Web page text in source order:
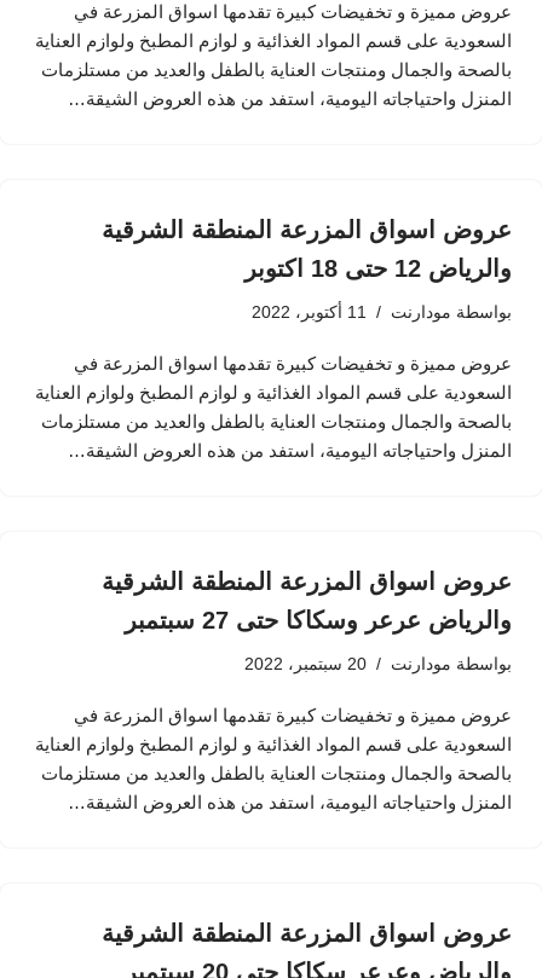
عروض مميزة و تخفيضات كبيرة تقدمها اسواق المزرعة في
السعودية على قسم المواد الغذائية و لوازم المطبخ ولوازم العناية
بالصحة والجمال ومنتجات العناية بالطفل والعديد من مستلزمات
المنزل واحتياجاته اليومية، استفد من هذه العروض الشيقة…
عروض اسواق المزرعة المنطقة الشرقية
والرياض 12 حتى 18 اكتوبر
بواسطة مودارنت 11 أكتوبر، 2022
عروض مميزة و تخفيضات كبيرة تقدمها اسواق المزرعة في
السعودية على قسم المواد الغذائية و لوازم المطبخ ولوازم العناية
بالصحة والجمال ومنتجات العناية بالطفل والعديد من مستلزمات
المنزل واحتياجاته اليومية، استفد من هذه العروض الشيقة…
عروض اسواق المزرعة المنطقة الشرقية
والرياض عرعر وسكاكا حتى 27 سبتمبر
بواسطة مودارنت 20 سبتمبر، 2022
عروض مميزة و تخفيضات كبيرة تقدمها اسواق المزرعة في
السعودية على قسم المواد الغذائية و لوازم المطبخ ولوازم العناية
بالصحة والجمال ومنتجات العناية بالطفل والعديد من مستلزمات
المنزل واحتياجاته اليومية، استفد من هذه العروض الشيقة…
عروض اسواق المزرعة المنطقة الشرقية
والرياض وعرعر سكاكا حتى 20 سبتمبر